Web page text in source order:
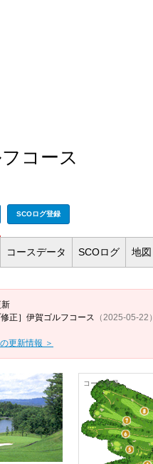
コース
SCOログ登録
コースデータ SCOログ 地図
修正］伊賀ゴルフコース （2025-05-22）
更新情報 ＞
コース全景